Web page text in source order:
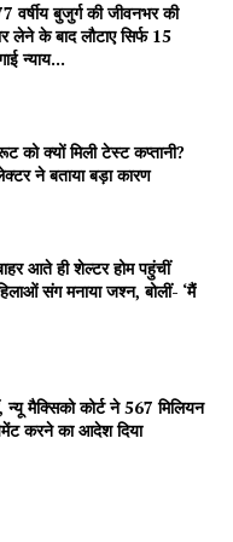
वर्षीय बुजुर्ग की जीवनभर की
के बाद लौटाए सिर्फ 15
न्याय...
को क्यों मिली टेस्ट कप्तानी?
ने बताया बड़ा कारण
आते ही शेल्टर होम पहुंचीं
संग मनाया जश्न, बोलीं- ‘मैं
न्यू मैक्सिको कोर्ट ने 567 मिलियन
करने का आदेश दिया